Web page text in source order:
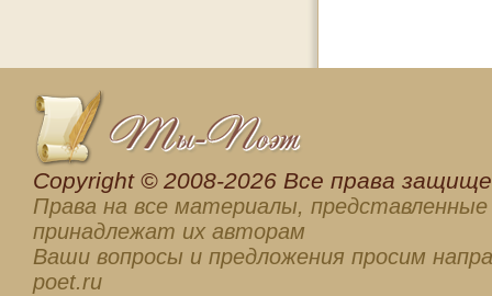
Сopyright © 2008-2026 Все права
Права на все материалы, представленные
принадлежат их авторам
Ваши вопросы и предложения просим
poet.ru